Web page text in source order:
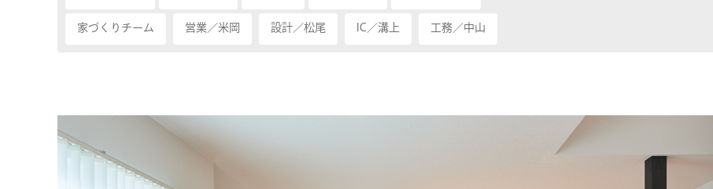
家づくりチーム 営業／米岡 設計／松尾 IC／溝上 工務／中山